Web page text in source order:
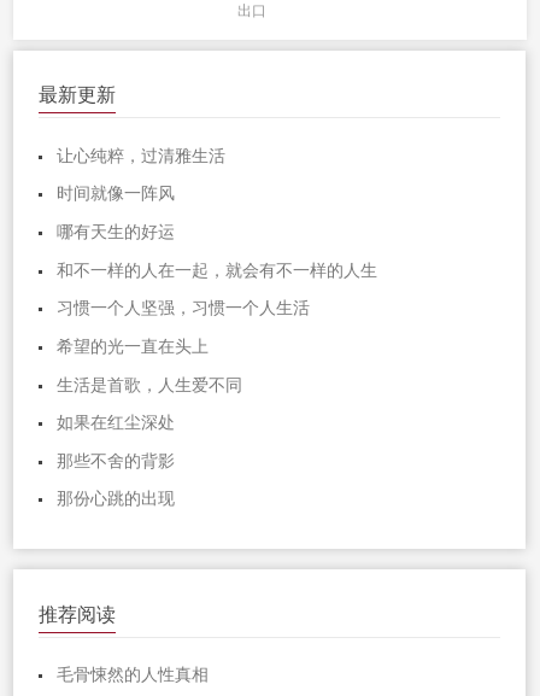
时，若是对方的行为举止让你感觉到了
出口
最新更新
让心纯粹，过清雅生活
时间就像一阵风
哪有天生的好运
和不一样的人在一起，就会有不一样的人生
习惯一个人坚强，习惯一个人生活
希望的光一直在头上
生活是首歌，人生爱不同
如果在红尘深处
那些不舍的背影
那份心跳的出现
推荐阅读
毛骨悚然的人性真相